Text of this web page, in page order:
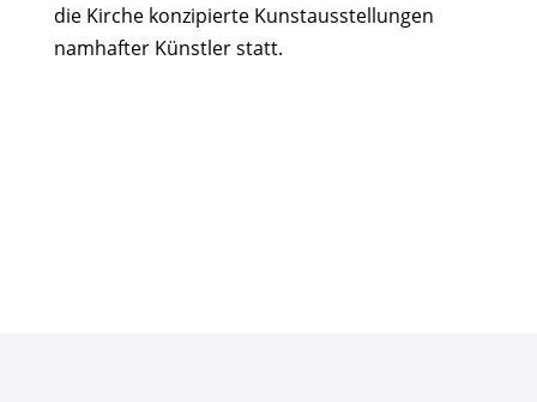
die Kirche konzipierte Kunstausstellungen
namhafter Künstler statt.